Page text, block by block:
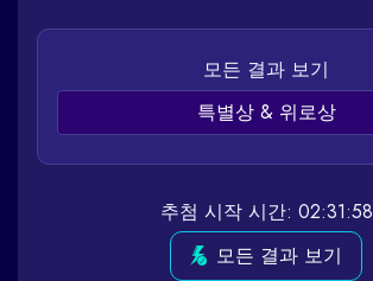
모든 결과 보기
특별상 & 위로상
추첨 시작 시간: 02:31:58
모든 결과 보기